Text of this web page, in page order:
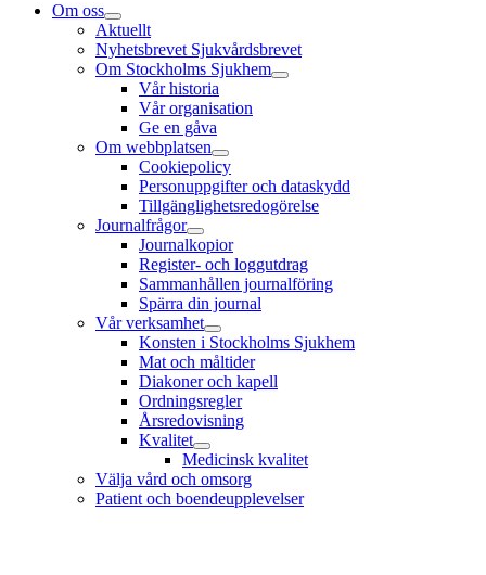
Om oss
Aktuellt
Nyhetsbrevet Sjukvårdsbrevet
Om Stockholms Sjukhem
Vår historia
Vår organisation
Ge en gåva
Om webbplatsen
Cookiepolicy
Personuppgifter och dataskydd
Tillgänglighetsredogörelse
Journalfrågor
Journalkopior
Register- och loggutdrag
Sammanhållen journalföring
Spärra din journal
Vår verksamhet
Konsten i Stockholms Sjukhem
Mat och måltider
Diakoner och kapell
Ordningsregler
Årsredovisning
Kvalitet
Medicinsk kvalitet
Välja vård och omsorg
Patient och boendeupplevelser